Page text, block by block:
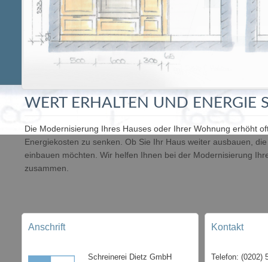
WERT ERHALTEN UND ENERGIE
Die Modernisierung Ihres Hauses oder Ihrer Wohnung erhöht
Energiekosten zu senken. Ob Sie Ihr Haus weiter ausbauen,
einbauen möchten. Wir helfen Ihnen bei der Modernisierung
zusammen.
Anschrift
Schreinerei Dietz GmbH
Kontakt
Telefon: (0202)